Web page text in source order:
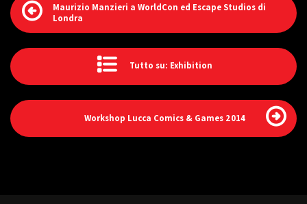
Maurizio Manzieri a WorldCon ed Escape Studios di
Londra
Tutto su: Exhibition
Workshop Lucca Comics & Games 2014